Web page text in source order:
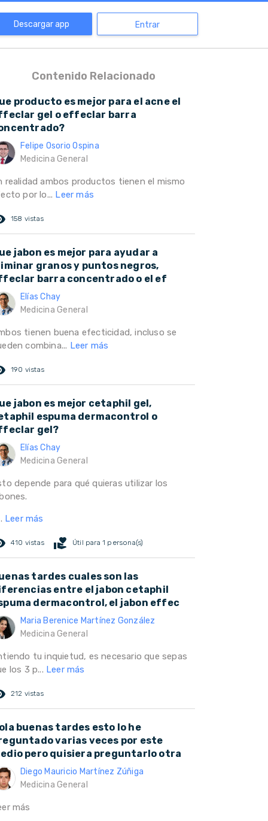
Descargar app Entrar
Contenido Relacionado
producto es mejor para el acne el
gel o effeclar barra
Felipe Osorio Ospina
Medicina General
realidad ambos productos tienen el mismo
por lo... Leer más
158 vistas
jabon es mejor para ayudar a
granos y puntos negros,
barra concentrado o el ef
Elías Chay
Medicina General
tienen buena efecticidad, incluso se
combina... Leer más
190 vistas
jabon es mejor cetaphil gel,
espuma dermacontrol o
gel?
Elías Chay
Medicina General
depende para qué quieras utilizar los
Leer más
410 vistas volunteer_activism Útil para 1 persona(s)
tardes cuales son las
entre el jabon cetaphil
dermacontrol, el jabon effec
Maria Berenice Martínez González
Medicina General
tu inquietud, es necesario que sepas
los 3 p... Leer más
212 vistas
buenas tardes esto lo he
varias veces por este
pero quisiera preguntarlo otra
Diego Mauricio Martínez Zúñiga
Medicina General
más